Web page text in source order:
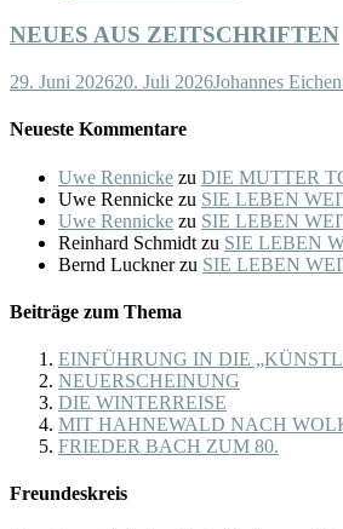
NEUES AUS ZEITSCHRIFTEN
29. Juni 202620. Juli 2026Johannes
Neueste Kommentare
Uwe Rennicke zu DIE MUTTER
Uwe Rennicke zu SIE LEBEN
Uwe Rennicke zu SIE LEBEN
Reinhard Schmidt zu SIE LEBEN
Bernd Lucknerzu SIE LEBEN
Beiträge zum Thema
EINFÜHRUNG IN DIE
NEUERSCHEINUNG
DIE WINTERREISE
MIT HAHNEWALD NACH
FRIEDER BACH ZUM 80.
Freundeskreis